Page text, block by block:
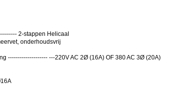
2-stappen Helicaal
onderhoudsvrij
-------------------- ---220V AC 2Ø (16A) OF 380 AC 3Ø (20A)